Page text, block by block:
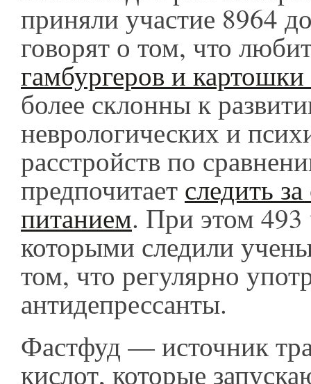
приняли участие 8964
говорят о том, что
гамбургеров и
более склонны к
неврологических и
расстройств по
предпочитает следить
питанием. При этом 493
которыми следили
том, что регулярно
антидепрессанты.
Фастфуд — источник
кислот, которые